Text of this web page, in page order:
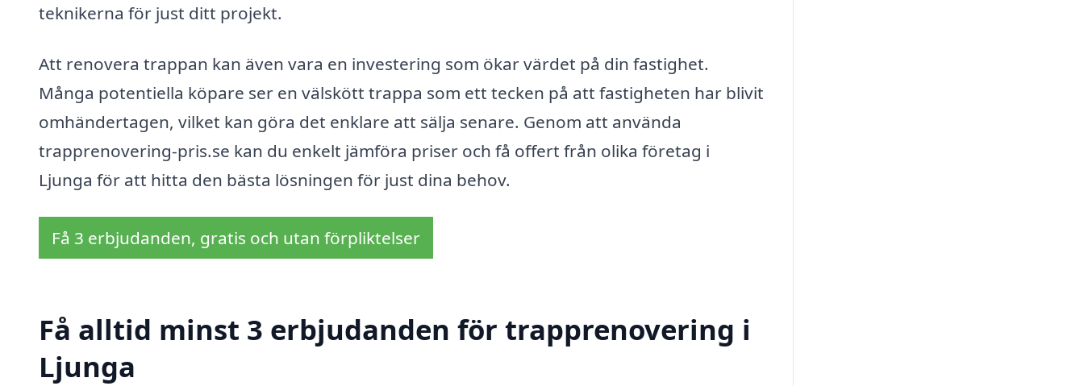
teknikerna för just ditt projekt.
Att renovera trappan kan även vara en investering som ökar värdet på din fastighet.
Många potentiella köpare ser en välskött trappa som ett tecken på att fastigheten har blivit
omhändertagen, vilket kan göra det enklare att sälja senare. Genom att använda
trapprenovering-pris.se kan du enkelt jämföra priser och få offert från olika företag i
Ljunga för att hitta den bästa lösningen för just dina behov.
Få 3 erbjudanden, gratis och utan förpliktelser
Få alltid minst 3 erbjudanden för trapprenovering i
Ljunga